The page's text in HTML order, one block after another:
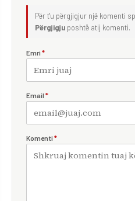
Për t'u përgjigjur një komenti
Përgjigju poshtë atij komenti.
Emri *
Email *
Komenti *